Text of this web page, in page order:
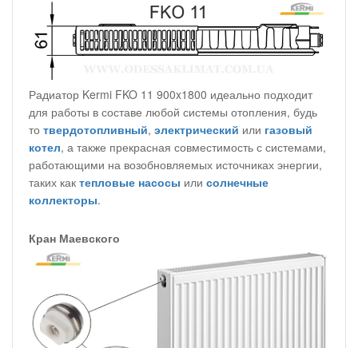
Радиатор Kermi FKO 11 900x1800 идеально подходит
для работы в составе любой системы отопления, будь
то твердотопливный, электрический или газовый
котел, а также прекрасная совместимость с системами,
работающими на возобновляемых источниках энергии,
таких как тепловые насосы или солнечные
коллекторы.
Кран Маевского